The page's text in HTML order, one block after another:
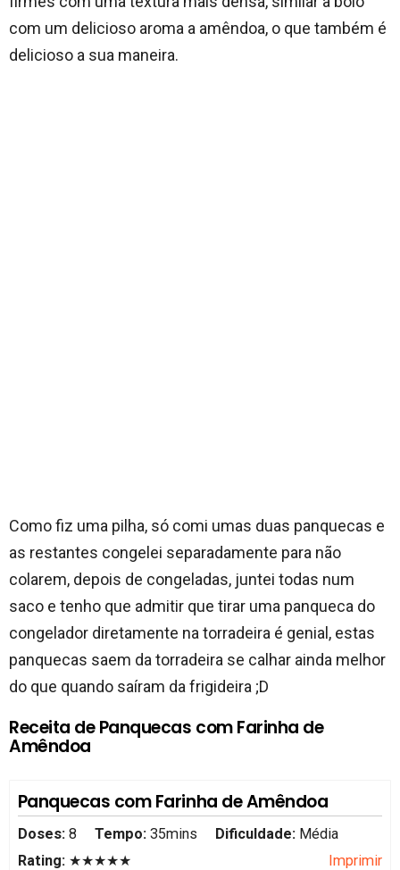
com um delicioso aroma a amêndoa, o que também é
delicioso a sua maneira.
Como fiz uma pilha, só comi umas duas panquecas e
as restantes congelei separadamente para não
colarem, depois de congeladas, juntei todas num
saco e tenho que admitir que tirar uma panqueca do
congelador diretamente na torradeira é genial, estas
panquecas saem da torradeira se calhar ainda melhor
do que quando saíram da frigideira ;D
Receita de Panquecas com Farinha de
Amêndoa
Panquecas com Farinha de Amêndoa
Doses: 8 Tempo: 35mins Dificuldade: Média
Rating: ★★★★★ Imprimir